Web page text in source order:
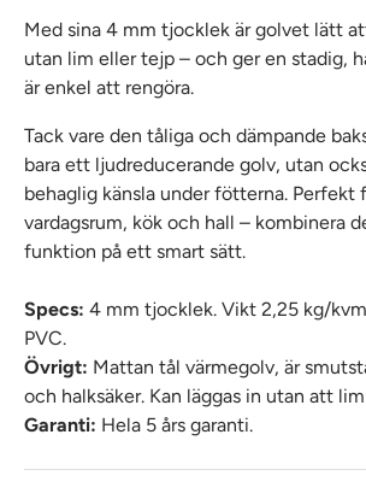
Med sina 4 mm tjocklek är golvet lätt
utan lim eller tejp – och ger en stadig,
är enkel att rengöra.
Tack vare den tåliga och dämpande
bara ett ljudreducerande golv, utan
behaglig känsla under fötterna. Perfekt
vardagsrum, kök och hall – kombinera
funktion på ett smart sätt.
Specs: 4 mm tjocklek. Vikt 2,25 kg/
PVC.
Övrigt: Mattan tål värmegolv, är
och halksäker. Kan läggas in utan att
Garanti: Hela 5 års garanti.